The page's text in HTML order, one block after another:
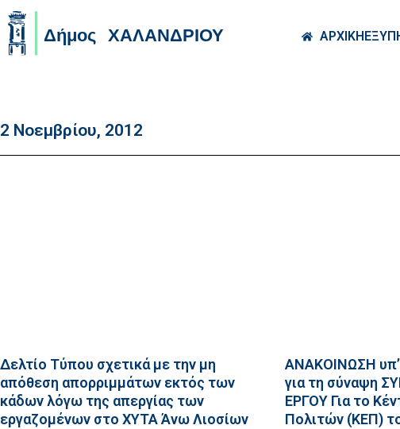
ΑΡΧΙΚΗ
2 Νοεμβρίου, 2012
Δελτίο Τύπου σχετικά με την μη
απόθεση απορριμμάτων εκτός των
κάδων λόγω της απεργίας των
εργαζομένων στο ΧΥΤΑ Άνω Λιοσίων
ΑΝΑΚΟΙΝΩΣΗ
για τη σύναψη
ΕΡΓΟΥ Για τo
Πολιτών (ΚΕΠ)